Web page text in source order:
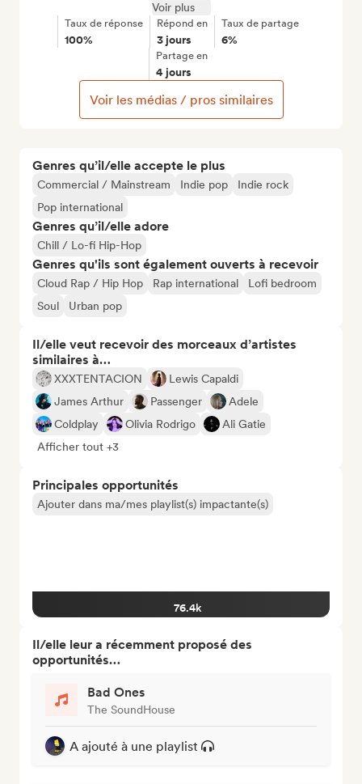
Genres qu’il/elle accepte le plus
Commercial / Mainstream Indie pop
Indie rock
Pop international
Genres qu’il/elle adore
Chill / Lo-fi Hip-Hop
Genres qu'ils sont également ouverts à recevoir
Cloud Rap / Hip Hop Rap international
Lofi bedroom
Soul
Urban pop
Il/elle veut recevoir des morceaux d’artistes
similaires à…
XXXTENTACION
Lewis Capaldi
James Arthur
Passenger
Adele
Coldplay
Olivia Rodrigo
Ali Gatie
Afficher tout +3
Principales opportunités
Ajouter dans ma/mes playlist(s) impactante(s)
76.4k
Il/elle leur a récemment proposé des
opportunités…
Bad Ones
The SoundHouse
A ajouté à une playlist
Voir plus
Taux de réponse
100%
Répond en
3 jours
Taux de partage
6%
Partage en
4 jours
Voir les médias / pros similaires